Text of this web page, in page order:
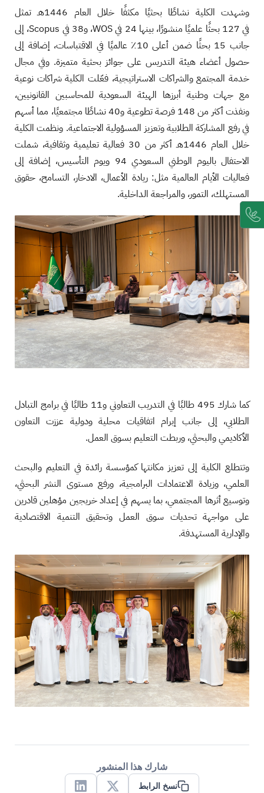
وشهدت الكلية نشاطًا بحثيًا مكثفًا خلال العام 1446هـ تمثل
في 127 بحثًا علميًا منشورًا، بينها 24 في WOS، و38 في Scopus، إلى
جانب 15 بحثًا ضمن أعلى 10٪ عالميًا في الاقتباسات، إضافة إلى
حصول أعضاء هيئة التدريس على جوائز بحثية متميزة. وفي مجال
خدمة المجتمع والشراكات الاستراتيجية، فعّلت الكلية شراكات نوعية
مع جهات وطنية أبرزها الهيئة السعودية للمحاسبين القانونيين،
ونفذت أكثر من 148 فرصة تطوعية و40 نشاطًا مجتمعيًا، مما أسهم
في رفع المشاركة الطلابية وتعزيز المسؤولية الاجتماعية. ونظمت الكلية
خلال العام 1446هـ أكثر من 30 فعالية تعليمية وثقافية، شملت
الاحتفال باليوم الوطني السعودي 94 ويوم التأسيس، إضافة إلى
فعاليات الأيام العالمية مثل: ريادة الأعمال، الادخار، التسامح، حقوق
المستهلك، التمور، والمراجعة الداخلية.
كما شارك 495 طالبًا في التدريب التعاوني و11 طالبًا في برامج التبادل
الطلابي، إلى جانب إبرام اتفاقيات محلية ودولية عززت التعاون
الأكاديمي والبحثي، وربطت التعليم بسوق العمل.
وتتطلع الكلية إلى تعزيز مكانتها كمؤسسة رائدة في التعليم والبحث
العلمي، وزيادة الاعتمادات البرامجية، ورفع مستوى النشر البحثي،
وتوسيع أثرها المجتمعي، بما يسهم في إعداد خريجين مؤهلين قادرين
على مواجهة تحديات سوق العمل وتحقيق التنمية الاقتصادية
والإدارية المستهدفة.
شارك هذا المنشور
نسخ الرابط